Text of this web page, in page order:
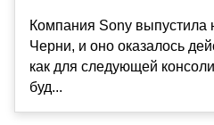
Компания Sony выпустила
Черни, и оно оказалось
как для следующей
буд...